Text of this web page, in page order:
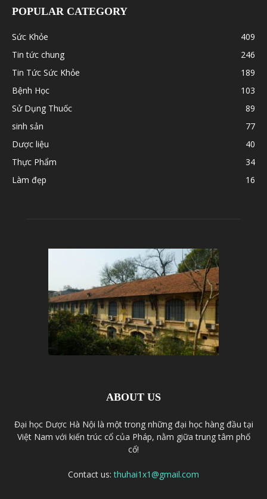
POPULAR CATEGORY
Sức Khỏe
409
Tin tức chung
246
Tin Tức Sức Khỏe
189
Bệnh Học
103
Sử Dụng Thuốc
89
sinh sản
77
Dược liệu
40
Thực Phẩm
34
Làm đẹp
16
ABOUT US
Đại học Dược Hà Nội là một trong những đại học hàng đầu tại
Việt Nam với kiến trúc cổ của Pháp, nằm giữa trung tâm phố
cổ!
Contact us:thuhai1x1@gmail.com